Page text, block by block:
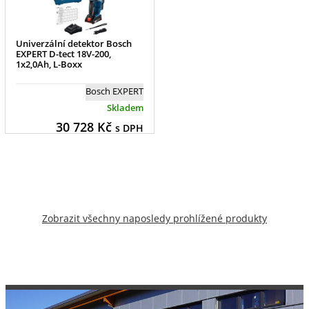
Univerzální detektor Bosch
EXPERT D-tect 18V-200,
1x2,0Ah, L-Boxx
Bosch EXPERT
Skladem
30 728Kč s DPH
Zobrazit všechny naposledy prohlížené produkty